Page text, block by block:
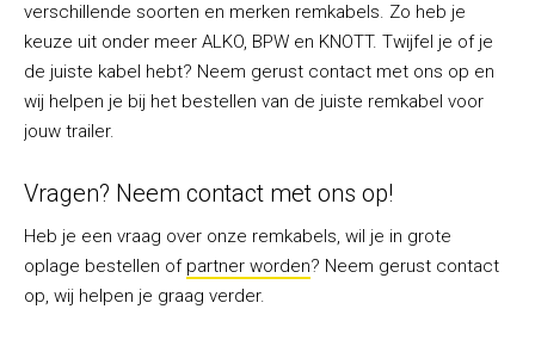
verschillende soorten en merken remkabels. Zo heb je
keuze uit onder meer ALKO, BPW en KNOTT. Twijfel je of je
de juiste kabel hebt? Neem gerust contact met ons op en
wij helpen je bij het bestellen van de juiste remkabel voor
jouw trailer.
Vragen? Neem contact met ons op!
Heb je een vraag over onze remkabels, wil je in grote
oplage bestellen of partner worden? Neem gerust contact
op, wij helpen je graag verder.